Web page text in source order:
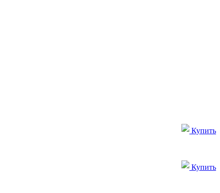
Купить
Купить